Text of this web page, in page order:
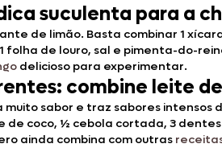
suculenta para a
de limão. Basta combinar 1
de louro, sal e pimenta-do-
delicioso para experimentar.
combine leite
muito sabor e traz sabores
coco, ½ cebola cortada, 3
ainda combina com outras